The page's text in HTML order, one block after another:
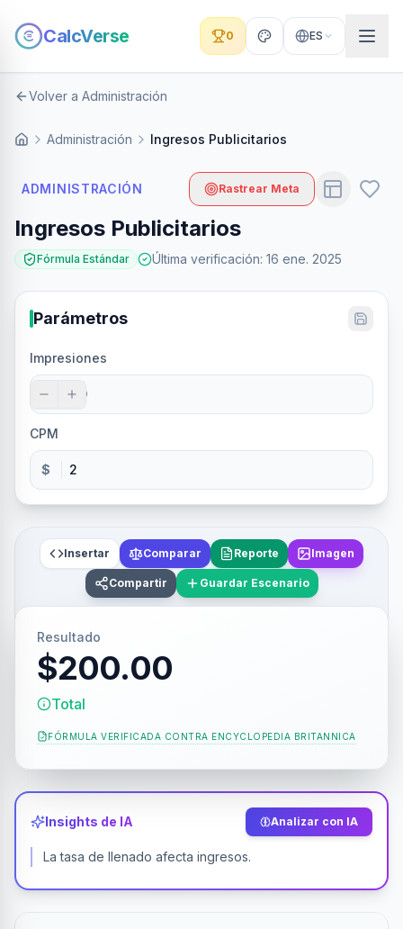
CalcVerse 0 ES
Volver a Administración
Administración Ingresos Publicitarios
ADMINISTRACIÓN Rastrear Meta
Ingresos Publicitarios
Fórmula Estándar Última verificación: 16 ene. 2025
Parámetros
Impresiones
CPM
$
Insertar Comparar Reporte Imagen
Compartir Guardar Escenario
Resultado
$200.00
Total
FÓRMULA VERIFICADA CONTRA ENCYCLOPEDIA BRITANNICA
Insights de IA Analizar con IA
La tasa de llenado afecta ingresos.